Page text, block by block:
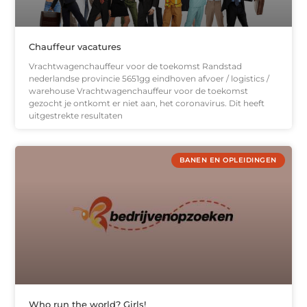
Chauffeur vacatures
Vrachtwagenchauffeur voor de toekomst Randstad
nederlandse provincie 5651gg eindhoven afvoer / logistics /
warehouse Vrachtwagenchauffeur voor de toekomst
gezocht je ontkomt er niet aan, het coronavirus. Dit heeft
uitgestrekte resultaten
BANEN EN OPLEIDINGEN
Who run the world? Girls!